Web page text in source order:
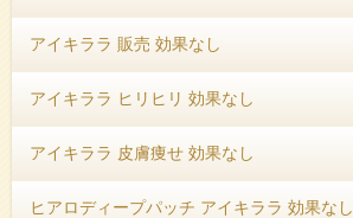
アイキララ 販売 効果なし
アイキララ ヒリヒリ 効果なし
アイキララ 皮膚痩せ 効果なし
ヒアロディープパッチ アイキララ 効果なし